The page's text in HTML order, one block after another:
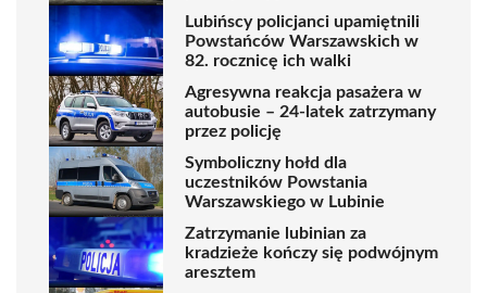
Lubińscy policjanci upamiętnili
Powstańców Warszawskich w
82. rocznicę ich walki
Agresywna reakcja pasażera w
autobusie – 24-latek zatrzymany
przez policję
Symboliczny hołd dla
uczestników Powstania
Warszawskiego w Lubinie
Zatrzymanie lubinian za
kradzieże kończy się podwójnym
aresztem